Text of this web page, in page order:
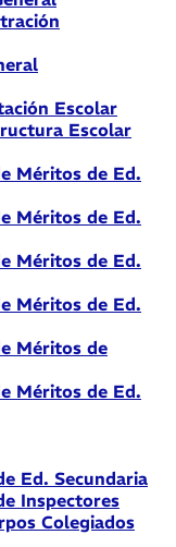
Escolar
Escolar
Méritos de Ed.
Méritos de Ed.
Méritos de Ed.
Méritos de Ed.
Méritos de
Méritos de Ed.
Ed. Secundaria
Inspectores
Colegiados